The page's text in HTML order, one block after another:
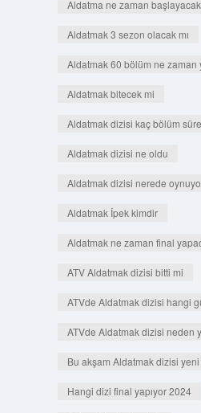
Aldatma ne zaman başlayacak
Aldatmak 3 sezon olacak mı
Aldatmak 60 bölüm ne zaman
Aldatmak bitecek mi
Aldatmak dizisi kaç bölüm
Aldatmak dizisi ne oldu
Aldatmak dizisi nerede
Aldatmak İpek kimdir
Aldatmak ne zaman final
ATV Aldatmak dizisi bitti mi
ATVde Aldatmak dizisi hangi
ATVde Aldatmak dizisi neden
Bu akşam Aldatmak dizisi yeni
Hangi dizi final yapıyor 2024